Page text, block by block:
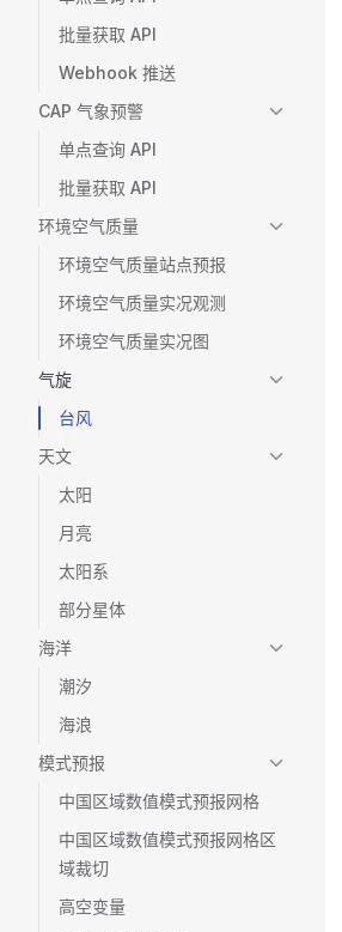
批量获取 API
Webhook 推送
CAP 气象预警
单点查询 API
批量获取 API
环境空气质量
环境空气质量站点预报
环境空气质量实况观测
环境空气质量实况图
气旋
台风
天文
太阳
月亮
太阳系
部分星体
海洋
潮汐
海浪
模式预报
中国区域数值模式预报网格
中国区域数值模式预报网格区
域裁切
高空变量